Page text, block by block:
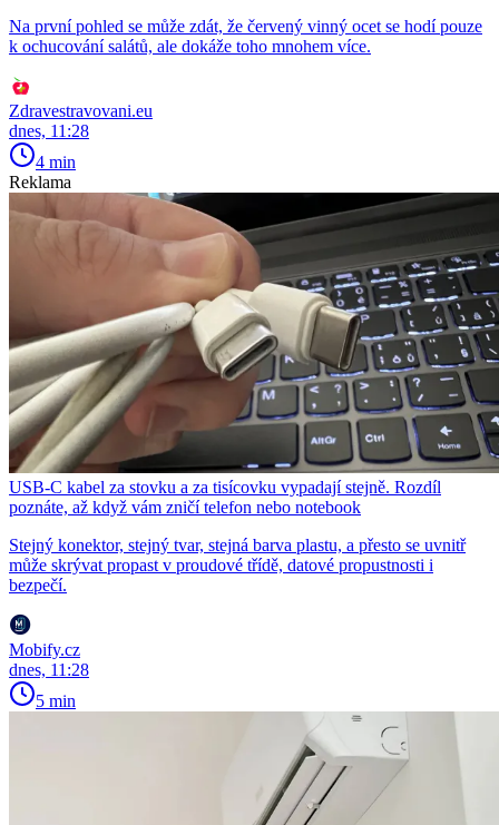
Na první pohled se může zdát, že červený vinný ocet se hodí pouze
k ochucování salátů, ale dokáže toho mnohem více.
Zdravestravovani.eu
dnes, 11:28
4 min
Reklama
USB-C kabel za stovku a za tisícovku vypadají stejně. Rozdíl
poznáte, až když vám zničí telefon nebo notebook
Stejný konektor, stejný tvar, stejná barva plastu, a přesto se uvnitř
může skrývat propast v proudové třídě, datové propustnosti i
bezpečí.
Mobify.cz
dnes, 11:28
5 min